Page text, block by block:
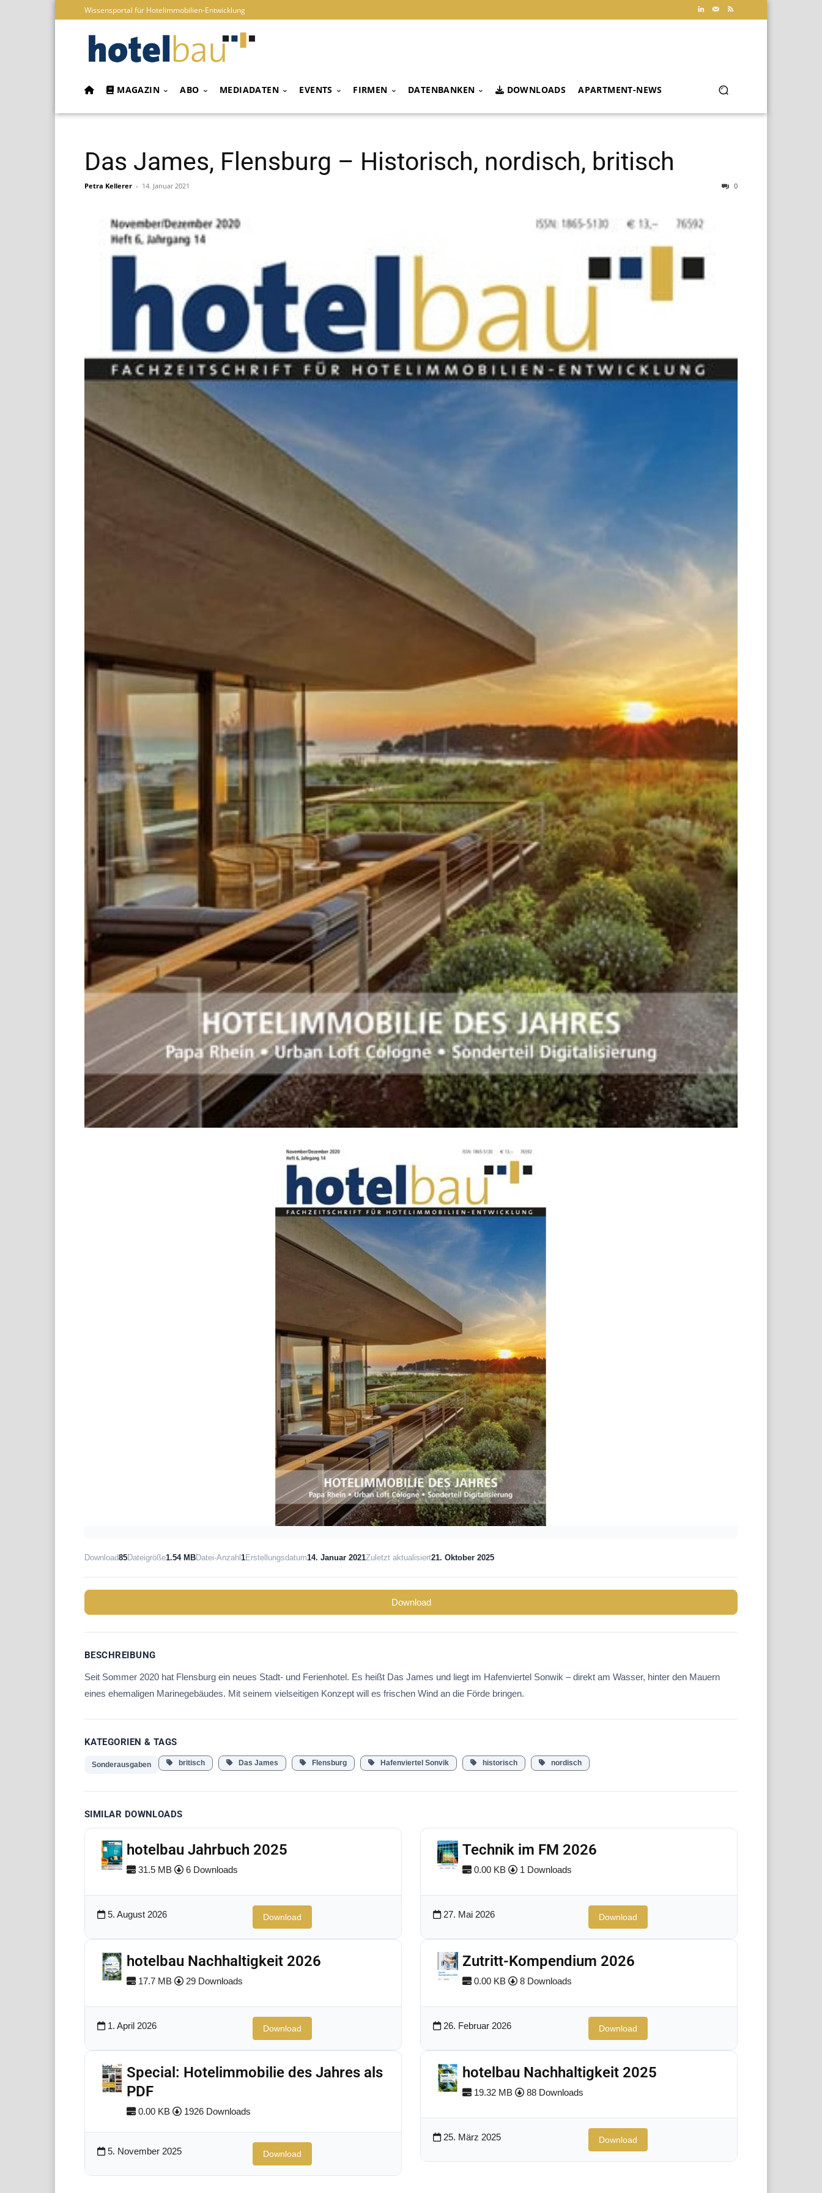
Wissensportal für Hotelimmobilien-Entwicklung
MAGAZIN ABO MEDIADATEN EVENTS FIRMEN DATENBANKEN DOWNLOADS APARTMENT-NEWS
Das James, Flensburg – Historisch, nordisch, britisch
Petra Kellerer - 14. Januar 2021 0
Download85Dateigröße1.54 MBDatei-Anzahl 1Erstellungsdatum14. Januar 2021Zuletzt aktualisiert21. Oktober 2025
Download
BESCHREIBUNG
Seit Sommer 2020 hat Flensburg ein neues Stadt- und Ferienhotel. Es heißt Das James und liegt im Hafenviertel Sonwik – direkt am Wasser, hinter den Mauern
eines ehemaligen Marinegebäudes. Mit seinem vielseitigen Konzept will es frischen Wind an die Förde bringen.
KATEGORIEN & TAGS
Sonderausgaben britisch Das James Flensburg Hafenviertel Sonvik historisch nordisch
SIMILAR DOWNLOADS
hotelbau Jahrbuch 2025
31.5 MB 6 Downloads
5. August 2026 Download
Technik im FM 2026
0.00 KB 1 Downloads
27. Mai 2026 Download
hotelbau Nachhaltigkeit 2026
17.7 MB 29 Downloads
1. April 2026 Download
Zutritt-Kompendium 2026
0.00 KB 8 Downloads
26. Februar 2026 Download
Special: Hotelimmobilie des Jahres als
PDF
0.00 KB 1926 Downloads
5. November 2025 Download
hotelbau Nachhaltigkeit 2025
19.32 MB 88 Downloads
25. März 2025 Download